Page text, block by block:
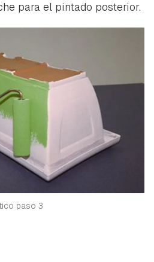
favorito, primero has de
de Hogarmanía.
CANCELAR
para el pintado posterior.
paso 3
enviado
a nuestro boletín.